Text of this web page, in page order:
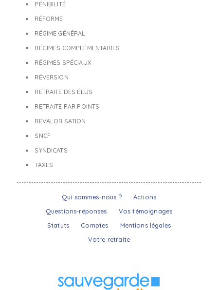
PÉNIBILITÉ
RÉFORME
RÉGIME GÉNÉRAL
RÉGIMES COMPLÉMENTAIRES
RÉGIMES SPÉCIAUX
RÉVERSION
RETRAITE DES ÉLUS
RETRAITE PAR POINTS
REVALORISATION
SNCF
SYNDICATS
TAXES
Qui sommes-nous ?
Actions
Questions-réponses
Vos témoignages
Statuts
Comptes
Mentions légales
Votre retraite